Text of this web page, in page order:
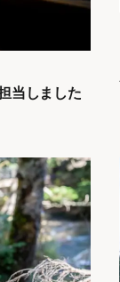
当しました